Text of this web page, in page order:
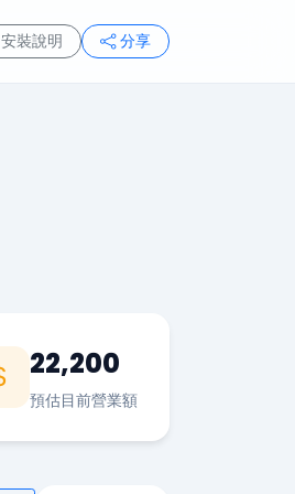
安裝說明 分享
22,200
預估目前營業額